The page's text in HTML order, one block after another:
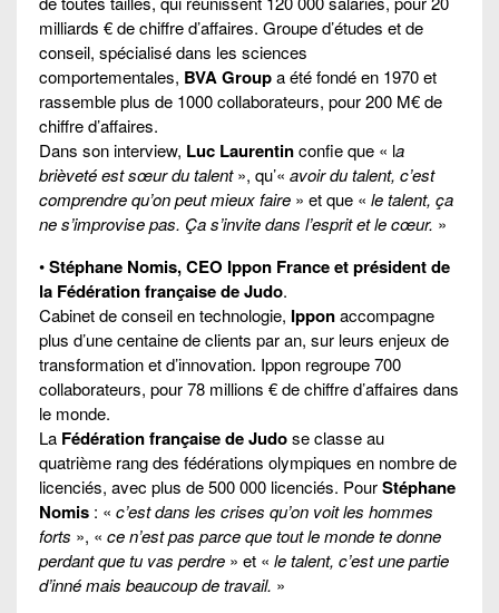
milliards € de chiffre d’affaires. Groupe d’études et de
conseil, spécialisé dans les sciences
comportementales, BVA Groupa été fondé en 1970 et
rassemble plus de 1000 collaborateurs, pour 200 M€ de
chiffre d’affaires.
Dans son interview, Luc Laurentinconfie que « la
brièveté est sœur du talent», qu’« avoir du talent, c’est
comprendre qu’on peut mieux faire » et que « le talent, ça
ne s’improvise pas. Ça s’invite dans l’esprit et le cœur. »
•Stéphane Nomis, CEO Ippon France et président de
la Fédération française de Judo.
Cabinet de conseil en technologie, Ipponaccompagne
plus d’une centaine de clients par an, sur leurs enjeux de
transformation et d’innovation. Ippon regroupe 700
collaborateurs, pour 78 millions € de chiffre d’affaires dans
le monde.
La Fédération française de Judose classe au
quatrième rang des fédérations olympiques en nombre de
licenciés, avec plus de 500 000 licenciés. PourStéphane
Nomis : « c’est dans les crises qu’on voit les hommes
forts », « ce n’est pas parce que tout le monde te donne
perdant que tu vas perdre » et « le talent, c’est une partie
d’inné mais beaucoup de travail. »